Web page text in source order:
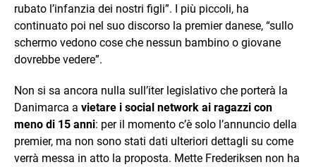
rubato l’infanzia dei nostri figli”. I più piccoli, ha
continuato poi nel suo discorso la premier danese, “sullo
schermo vedono cose che nessun bambino o giovane
dovrebbe vedere”.
Non si sa ancora nulla sull’iter legislativo che porterà la
Danimarca a vietare i social network ai ragazzi con
meno di 15 anni: per il momento c’è solo l’annuncio della
premier, ma non sono stati dati ulteriori dettagli su come
verrà messa in atto la proposta. Mette Frederiksen non ha